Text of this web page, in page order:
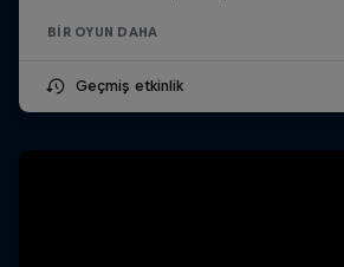
BIR OYUN DAHA
Geçmiş etkinlik